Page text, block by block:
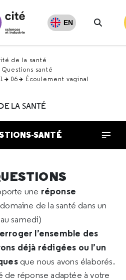
EN
de la santé
Questions santé
06 Écoulement vaginal
LA SANTÉ
SANTÉ
une réponse
de la santé dans un
samedi)
l’ensemble des
déjà rédigées ou l’un
que nous avons élaborés.
de réponse adaptée à votre